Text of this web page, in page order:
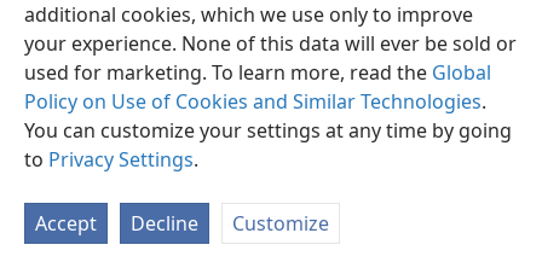
additional cookies, which we use only to improve
your experience. None of this data will ever be sold or
used for marketing. To learn more, read the Global
Policy on Use of Cookies and Similar Technologies.
You can customize your settings at any time by going
to Privacy Settings.
Accept Decline Customize